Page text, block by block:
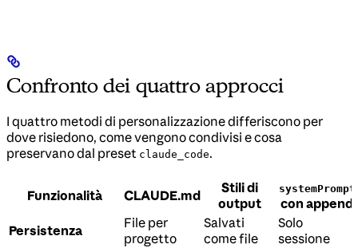
Confronto dei quattro approcci
I quattro metodi di personalizzazione differiscono per
dove risiedono, come vengono condivisi e cosa
preservano dal preset claude_code.
Funzionalità CLAUDE.md
Stili di
output
systemPrompt
con append
Persistenza
File per
progetto
Salvati
come file
Solo
sessione